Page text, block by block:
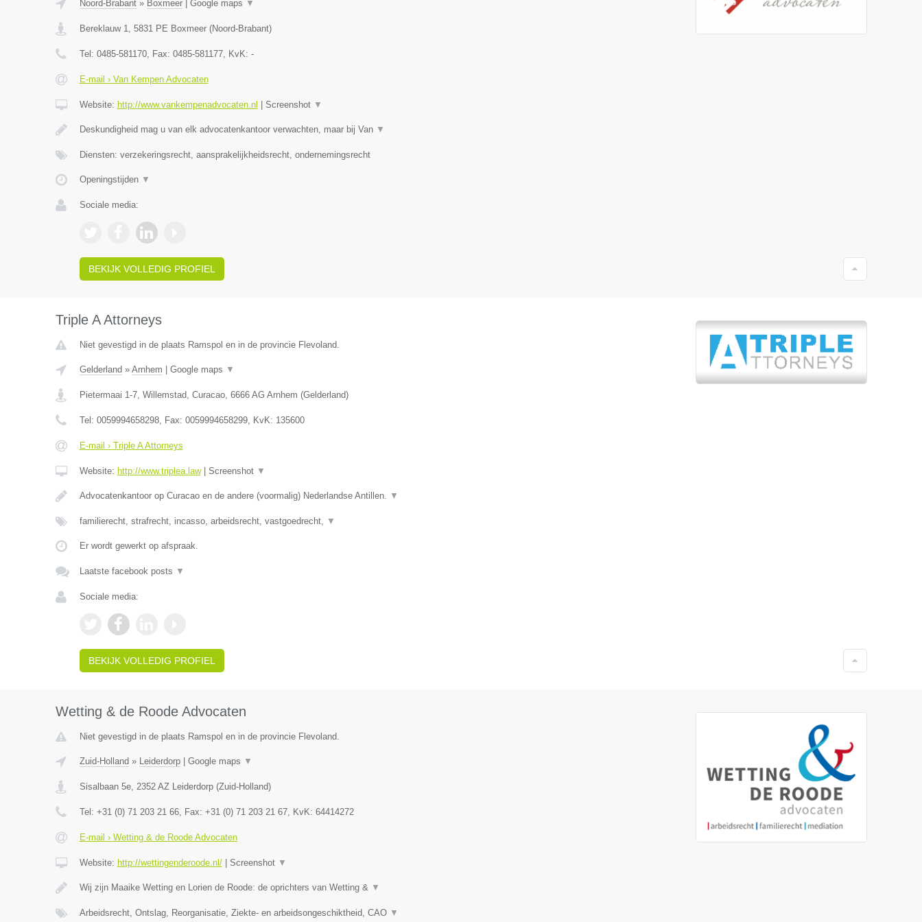
Noord-Brabant» Boxmeer| Google maps ▼
Bereklauw 1, 5831 PE Boxmeer(Noord-Brabant)
Tel: 0485-581170, Fax: 0485-581177, KvK: -
E-mail › Van Kempen Advocaten
Website: http://www.vankempenadvocaten.nl Screenshot ▼
Deskundigheid mag u van elk advocatenkantoor verwachten, maar bij Van ▼
Diensten: verzekeringsrecht, aansprakelijkheidsrecht, ondernemingsrecht
Openingstijden ▼
Sociale media:
BEKIJK VOLLEDIG PROFIEL
Triple A Attorneys
Niet gevestigd in de plaats Ramspol en in de provincie Flevoland.
Gelderland » Arnhem Google maps ▼
Pietermaai 1-7, Willemstad, Curacao, 6666 AG Arnhem (Gelderland)
Tel: 0059994658298, Fax: 0059994658299, KvK: 135600
E-mail › Triple A Attorneys
Website: http://www.triplea.law| Screenshot ▼
Advocatenkantoor op Curacao en de andere (voormalig) Nederlandse Antillen. ▼
familierecht, strafrecht, incasso, arbeidsrecht, vastgoedrecht, ▼
Er wordt gewerkt op afspraak.
Laatste facebook posts ▼
Sociale media:
BEKIJK VOLLEDIG PROFIEL
Wetting & de Roode Advocaten
Niet gevestigd in de plaats Ramspol en in de provincie Flevoland.
Zuid-Holland » Leiderdorp| Google maps ▼
Sisalbaan 5e, 2352 AZ Leiderdorp(Zuid-Holland)
Tel: +31 (0) 71 203 21 66, Fax: +31 (0) 71 203 21 67, KvK: 64414272
E-mail › Wetting & de Roode Advocaten
Website: http://wettingenderoode.nl/| Screenshot ▼
Wij zijn Maaike Wetting en Lorien de Roode: de oprichters van Wetting & ▼
Arbeidsrecht, Ontslag, Reorganisatie, Ziekte- en arbeidsongeschiktheid, CAO ▼